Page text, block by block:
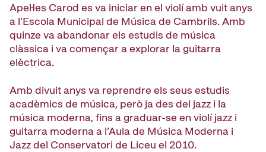
Apel·les Carod es va iniciar en el violí amb vuit anys
a l’Escola Municipal de Música de Cambrils. Amb
quinze va abandonar els estudis de música
clàssica i va començar a explorar la guitarra
elèctrica.
Amb divuit anys va reprendre els seus estudis
acadèmics de música, però ja des del jazz i la
música moderna, fins a graduar-se en violí jazz i
guitarra moderna a l’Aula de Música Moderna i
Jazz del Conservatori de Liceu el 2010.